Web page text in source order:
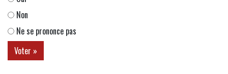
Non
Ne se prononce pas